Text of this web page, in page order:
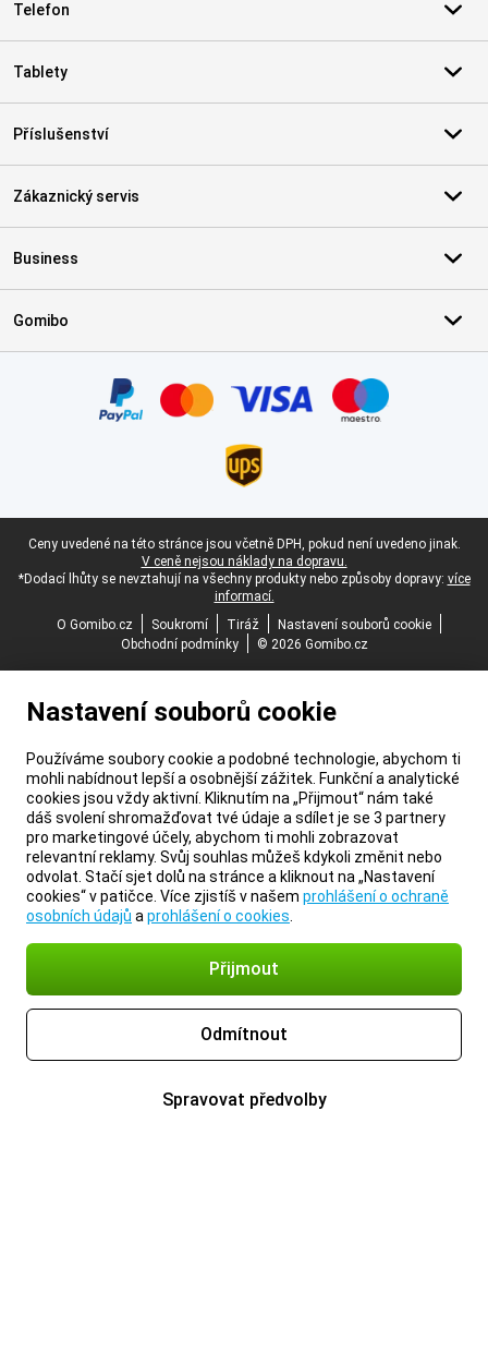
Telefon
Tablety
Příslušenství
Zákaznický servis
Business
Gomibo
Právní zápatí
Ceny uvedené na této stránce jsou včetně DPH, pokud není uvedeno jinak.
V ceně nejsou náklady na dopravu.
*Dodací lhůty se nevztahují na všechny produkty nebo způsoby dopravy: více
informací.
O Gomibo.cz
Soukromí Tiráž
Nastavení souborů cookie
Obchodní podmínky
© 2026 Gomibo.cz
Nastavení souborů cookie
Používáme soubory cookie a podobné technologie, abychom ti
mohli nabídnout lepší a osobnější zážitek. Funkční a analytické
cookies jsou vždy aktivní. Kliknutím na „Přijmout“ nám také
dáš svolení shromažďovat tvé údaje a sdílet je se 3 partnery
pro marketingové účely, abychom ti mohli zobrazovat
relevantní reklamy. Svůj souhlas můžeš kdykoli změnit nebo
odvolat. Stačí sjet dolů na stránce a kliknout na „Nastavení
cookies“ v patičce. Více zjistíš v našem prohlášení o ochraně
osobních údajů a prohlášení o cookies
Přijmout
Odmítnout
Spravovat předvolby